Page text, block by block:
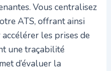
Vous centralisez
ATS, offrant ainsi
les prises de
une traçabilité
d’évaluer la